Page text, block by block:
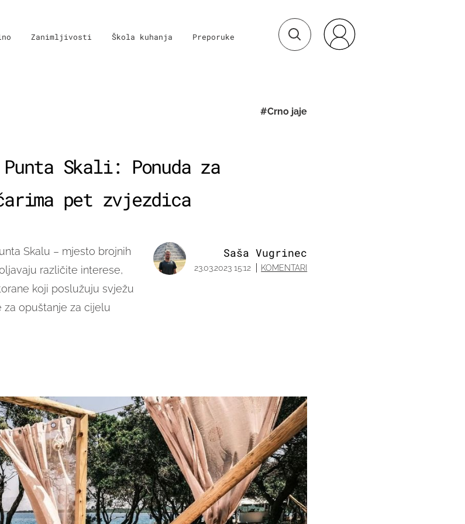
Zanimljivosti Škola kuhanja Preporuke
#Crno jaje
Skali: Ponuda za
pet zvjezdica
Skalu – mjesto brojnih
različite interese,
koji poslužuju svježu
za opuštanje za cijelu
Saša Vugrinec
23.03.2023 15:12 KOMENTARI